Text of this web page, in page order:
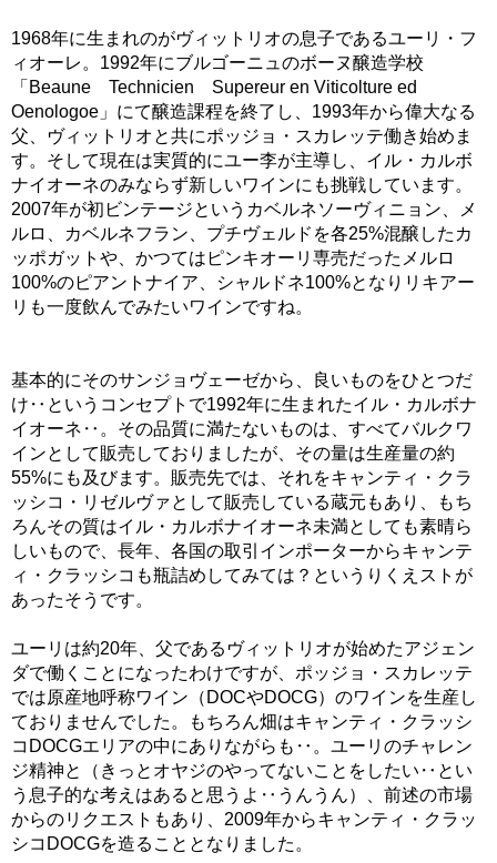
1968年に生まれのがヴィットリオの息子であるユーリ・フ
ィオーレ。1992年にブルゴーニュのボーヌ醸造学校
「Beaune Technicien Supereur en Viticolture ed
Oenologoe」にて醸造課程を終了し、1993年から偉大なる
父、ヴィットリオと共にポッジョ・スカレッテ働き始めま
す。そして現在は実質的にユー李が主導し、イル・カルボ
ナイオーネのみならず新しいワインにも挑戦しています。
2007年が初ビンテージというカベルネソーヴィニョン、メ
ルロ、カベルネフラン、プチヴェルドを各25%混醸したカ
ッポガットや、かつてはピンキオーリ専売だったメルロ
100%のピアントナイア、シャルドネ100%となりリキアー
リも一度飲んでみたいワインですね。
基本的にそのサンジョヴェーゼから、良いものをひとつだ
け‥というコンセプトで1992年に生まれたイル・カルボナ
イオーネ‥。その品質に満たないものは、すべてバルクワ
インとして販売しておりましたが、その量は生産量の約
55%にも及びます。販売先では、それをキャンティ・クラ
ッシコ・リゼルヴァとして販売している蔵元もあり、もち
ろんその質はイル・カルボナイオーネ未満としても素晴ら
しいもので、長年、各国の取引インポーターからキャンテ
ィ・クラッシコも瓶詰めしてみては？というりくえストが
あったそうです。
ユーリは約20年、父であるヴィットリオが始めたアジェン
ダで働くことになったわけですが、ポッジョ・スカレッテ
では原産地呼称ワイン（DOCやDOCG）のワインを生産し
ておりませんでした。もちろん畑はキャンティ・クラッシ
コDOCGエリアの中にありながらも‥。ユーリのチャレン
ジ精神と（きっとオヤジのやってないことをしたい‥とい
う息子的な考えはあると思うよ‥うんうん）、前述の市場
からのリクエストもあり、2009年からキャンティ・クラッ
シコDOCGを造ることとなりました。